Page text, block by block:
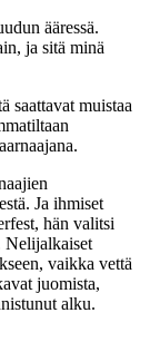
ääressä.
ja sitä minä
saattavat muistaa
Ja ihmiset
hän valitsi
Nelijalkaiset
vaikka vettä
juomista,
alku.